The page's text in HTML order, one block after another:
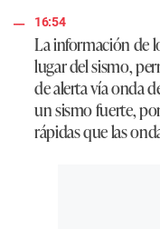
16:54
La información de
lugar del sismo,
de alerta vía onda
un sismo fuerte,
rápidas que las